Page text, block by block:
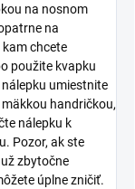
na nosnom
na
chcete
použite kvapku
umiestnite
handričkou,
nálepku k
Pozor, ak ste
zbytočne
úplne zničiť.